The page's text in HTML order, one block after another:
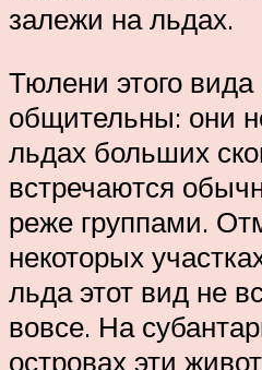
залежи на льдах.
Тюлени этого
общительны: они
льдах больших
встречаются
реже группами.
некоторых
льда этот вид не
вовсе. На
островах эти